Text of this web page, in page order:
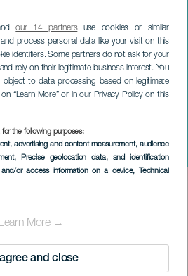
our 14 partnersuse cookies or similar
process personal data like your visit on this
identifiers. Some partners do not ask for your
rely on their legitimate business interest. You
to data processing based on legitimate
“Learn More” or in our Privacy Policy on this
the following purposes:
advertising and content measurement, audience
, Precise geolocation data, and identification
or access information on a device, Technical
More →
and close